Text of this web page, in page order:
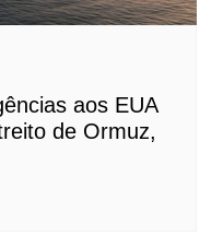
aos EUA
de Ormuz,